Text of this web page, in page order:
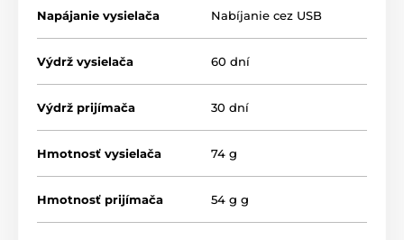
Napájanie vysielača Nabíjanie cez USB
Výdrž vysielača 60 dní
Výdrž prijímača 30 dní
Hmotnosť vysielača 74 g
Hmotnosť prijímača 54 g g